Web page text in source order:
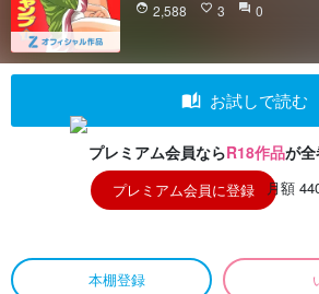
face 2,588 favorite_border 3 question_answer 0
auto_stories お試しで読む
プレミアム会員ならR18作品が全
プレミアム会員に登録 月額
本棚登録